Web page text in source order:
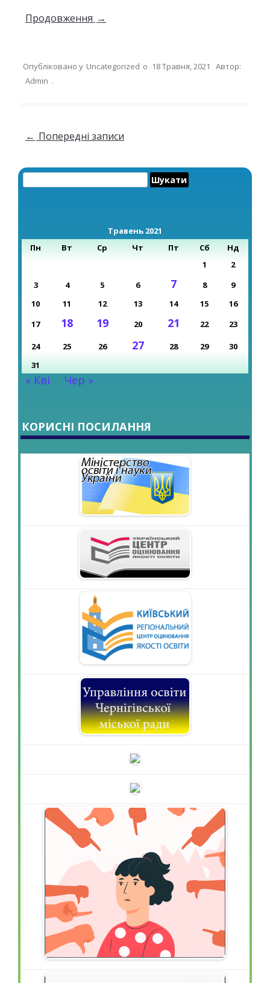
Продовження →
Опубліковано у Uncategorized о 18 Травня, 2021
Автор:
Admin .
Навігація по запису
← Попередні записи
Травень 2021
Пн
Вт Ср Чт Пт Сб
Нд
1
2
3
4 5 6 7 8
9
10
11 12 13 14 15
16
17
18 19 20 21 22 23
24 25 26 27 28 29
30
31
« Кві Чер »
КОРИСНІ ПОСИЛАННЯ